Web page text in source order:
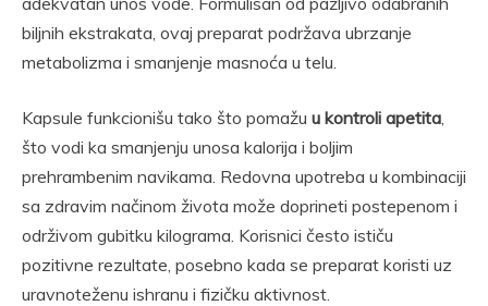
biljnih ekstrakata, ovaj preparat podržava ubrzanje
metabolizma i smanjenje masnoća u telu.
Kapsule funkcionišu tako što pomažu u kontroli apetita,
što vodi ka smanjenju unosa kalorija i boljim
prehrambenim navikama. Redovna upotreba u kombinaciji
sa zdravim načinom života može doprineti postepenom i
održivom gubitku kilograma. Korisnici često ističu
pozitivne rezultate, posebno kada se preparat koristi uz
uravnoteženu ishranu i fizičku aktivnost.